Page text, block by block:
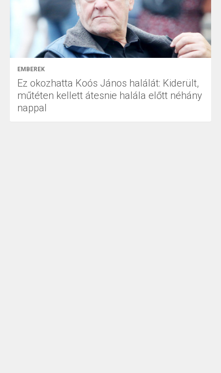
EMBEREK
Ez okozhatta Koós János halálát: Kiderült,
műtéten kellett átesnie halála előtt néhány
nappal